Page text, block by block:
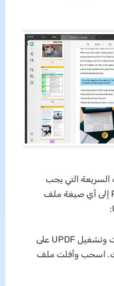
السريعة التي يجب
اتباعها لتحويل ملف PDF إلى أي صيغة ملف
: قم بتثبيت وتشغيل UPDF على
بك. اسحب وأفلت ملف